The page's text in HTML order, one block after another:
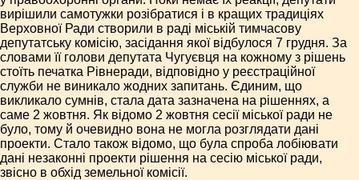
вирішили самотужки розібратися і в кращих традиціях
Верховної Ради створили в раді міській тимчасову
депутатську комісію, засідання якої відбулося 7 грудня. За
словами її голови депутата Чугуєвця на кожному з рішень
стоїть печатка Рівнеради, відповідно у реєстраційної
служби не виникало жодних запитань. Єдиним, що
викликало сумнів, стала дата зазначена на рішеннях, а
саме 2 жовтня. Як відомо 2 жовтня сесії міської ради не
було, тому й очевидно вона не могла розглядати дані
проекти. Стало також відомо, що була спроба лобіювати
дані незаконні проекти рішення на сесію міської ради,
звісно в обхід земельної комісії.